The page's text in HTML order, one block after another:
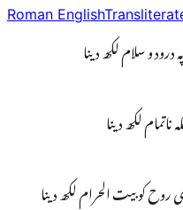
Roman English
و سلام لکھ دینا
لکھ دینا
کو بیت الحرام لکھ دینا